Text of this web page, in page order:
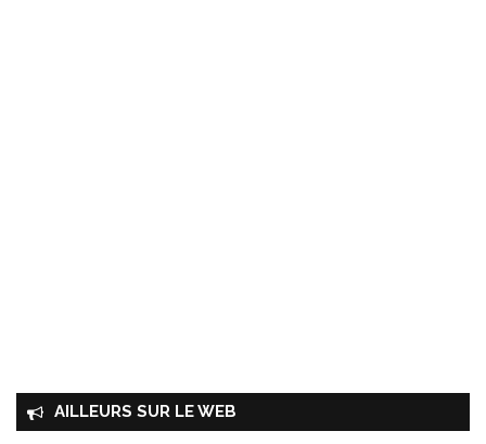
AILLEURS SUR LE WEB